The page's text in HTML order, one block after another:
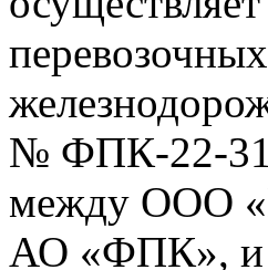
№ ФПК-22-
между ООО
АО «ФПК», и